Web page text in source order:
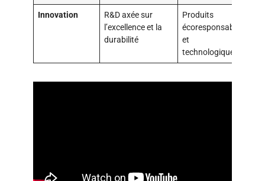
Innovation
R&D axée sur
l’excellence et la
durabilité
Produits
écoresponsables
et
technologiques